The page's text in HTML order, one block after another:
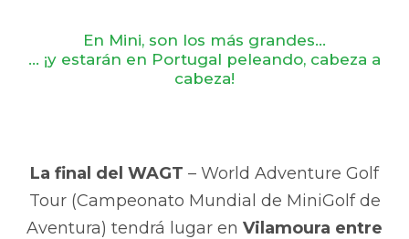
En Mini, son los más grandes…
… ¡y estarán en Portugal peleando, cabeza a
cabeza!
La final del WAGT – World Adventure Golf
Tour (Campeonato Mundial de MiniGolf de
Aventura) tendrá lugar en Vilamoura entre